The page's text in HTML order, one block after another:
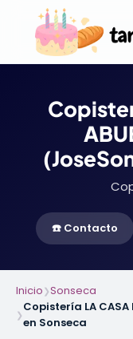
☎️ Contacto
Inicio❯Sonseca
❯
Copistería LA CASA
en Sonseca